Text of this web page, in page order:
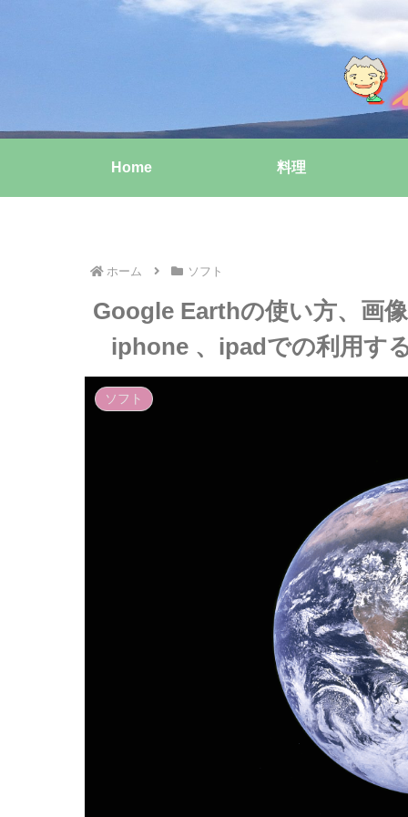
Home 料理
ホーム ソフト
Google Earthの使い方、画
iphone 、ipadでの利用す
ソフト